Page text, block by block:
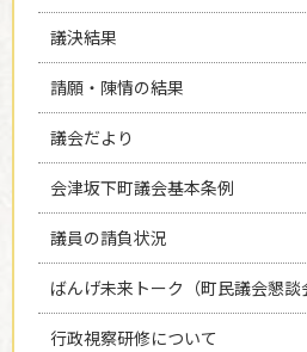
議決結果
請願・陳情の結果
議会だより
会津坂下町議会基本条例
議員の請負状況
ばんげ未来トーク（町民議会懇談
行政視察研修について